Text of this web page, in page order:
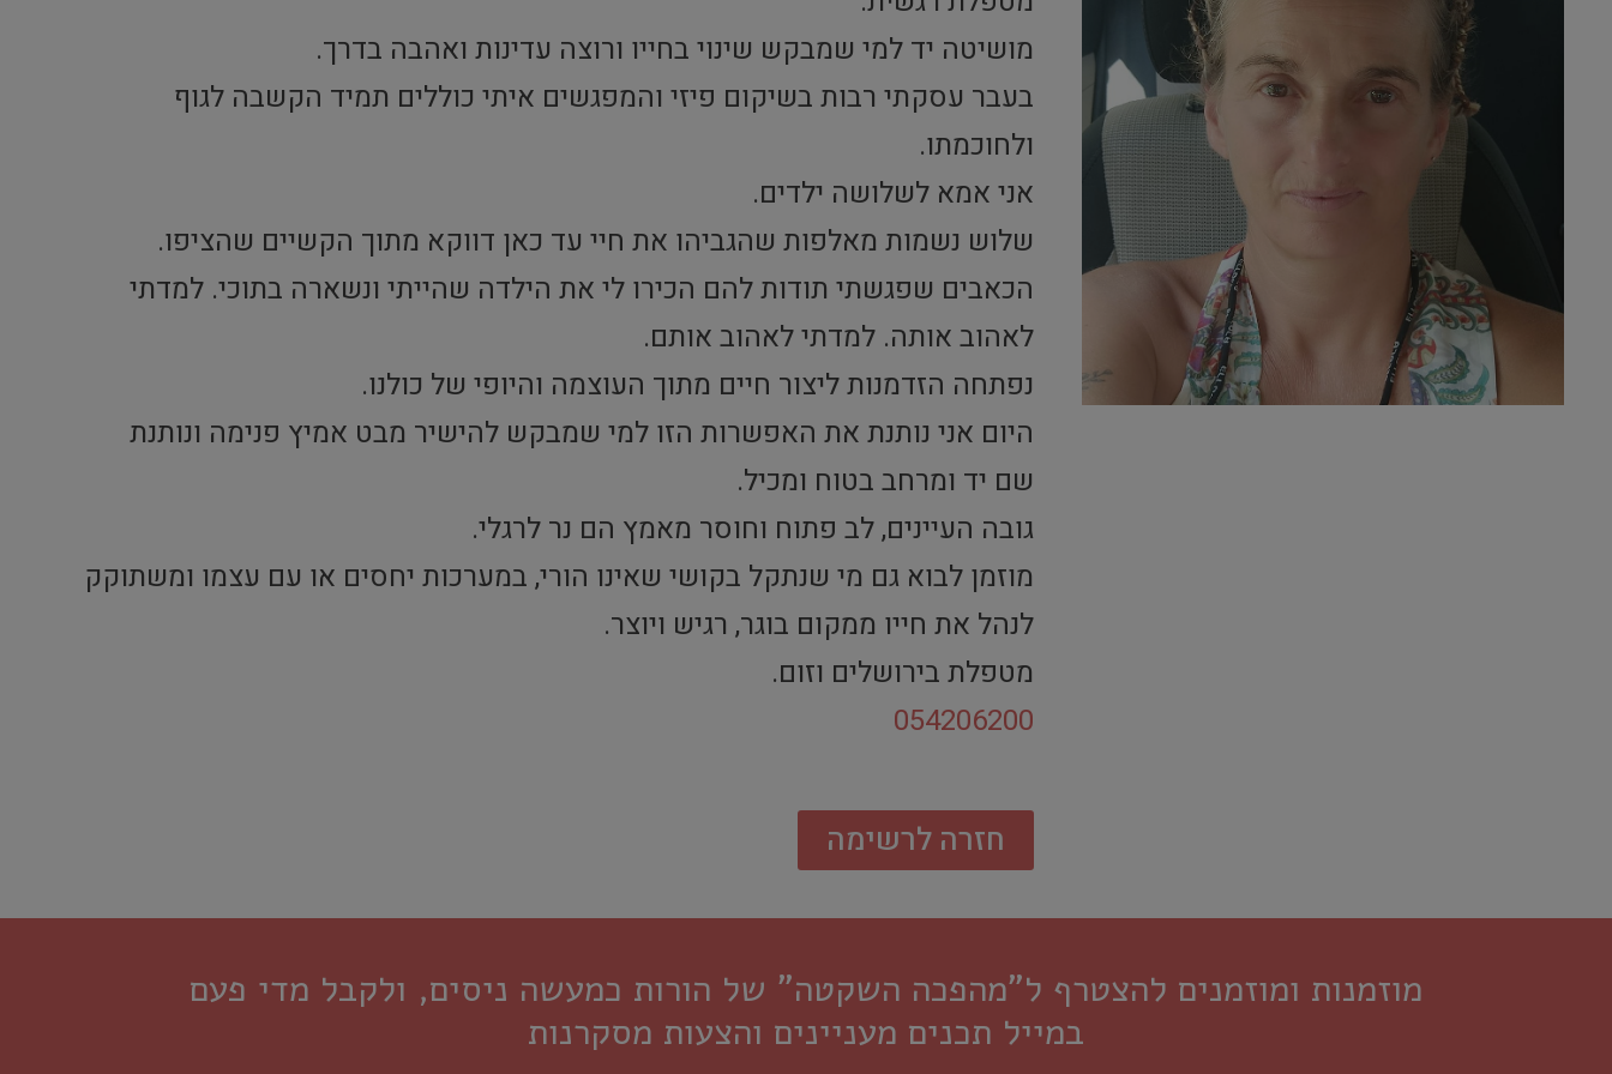
מושיטה יד למי שמבקש שינוי בחייו ורוצה עדינות ואהבה בדרך.
בעבר עסקתי רבות בשיקום פיזי והמפגשים איתי כוללים תמיד הקשבה לגוף
ולחוכמתו.
אני אמא לשלושה ילדים.
שלוש נשמות מאלפות שהגביהו את חיי עד כאן דווקא מתוך הקשיים שהציפו.
הכאבים שפגשתי תודות להם הכירו לי את הילדה שהייתי ונשארה בתוכי. למדתי
לאהוב אותה. למדתי לאהוב אותם.
נפתחה הזדמנות ליצור חיים מתוך העוצמה והיופי של כולנו.
היום אני נותנת את האפשרות הזו למי שמבקש להישיר מבט אמיץ פנימה ונותנת
שם יד ומרחב בטוח ומכיל.
גובה העיינים, לב פתוח וחוסר מאמץ הם נר לרגלי.
מוזמן לבוא גם מי שנתקל בקושי שאינו הורי, במערכות יחסים או עם עצמו ומשתוקק
לנהל את חייו ממקום בוגר, רגיש ויוצר.
מטפלת בירושלים וזום.
054206200
חזרה לרשימה
מוזמנות ומוזמנים להצטרף ל"מהפכה השקטה" של הורות כמעשה ניסים, ולקבל מדי פעם
במייל תכנים מעניינים והצעות מסקרנות